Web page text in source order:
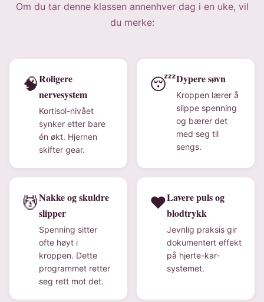
Om du tar denne klassen annenhver dag i en uke, vil
du merke:
🧠Roligere
nervesystem
Kortisol-nivået
synker etter bare
én økt. Hjernen
skifter gear.
😴Dypere søvn
Kroppen lærer å
slippe spenning
og bærer det
med seg til
sengs.
💆Nakke og skuldre
slipper
Spenning sitter
ofte høyt i
kroppen. Dette
programmet retter
seg rett mot det.
❤️Lavere puls og
blodtrykk
Jevnlig praksis gir
dokumentert effekt
på hjerte-kar-
systemet.